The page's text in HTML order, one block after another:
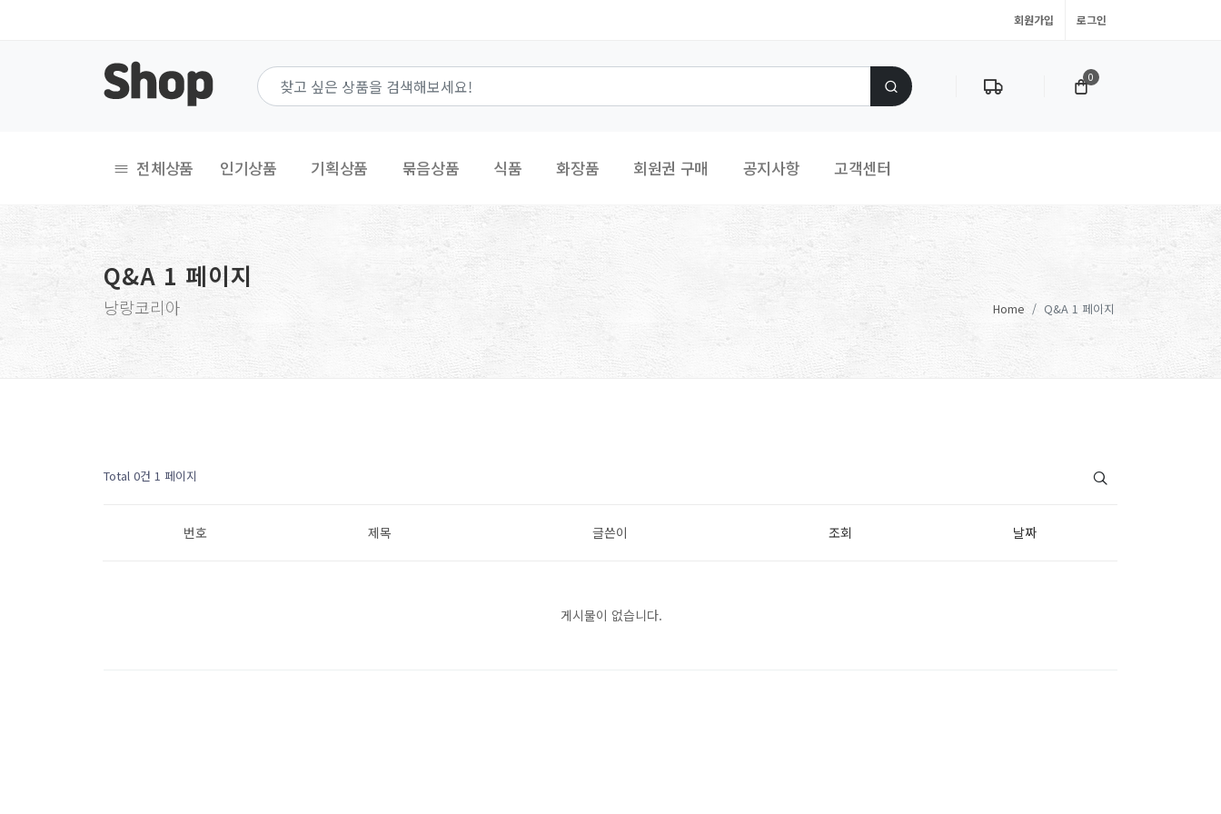
회원가입 로그인
0
전체상품 인기상품 기획상품 묶음상품 식품 화장품 회원권 구매 공지사항 고객센터
Q&A 1 페이지
낭랑코리아 Home Q&A 1 페이지
Total 0건 1 페이지
번호 제목 글쓴이 조회 날짜
게시물이 없습니다.